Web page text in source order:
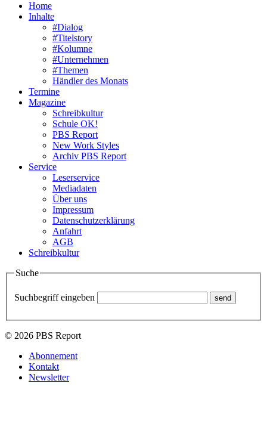
Home
Inhalte
#Dialog
#Titelstory
#Kolumne
#Unternehmen
#Themen
Händler des Monats
Termine
Magazine
Schreibkultur
Schule OK!
PBS Report
New Work Styles
Archiv PBS Report
Service
Leserservice
Mediadaten
Über uns
Impressum
Datenschutzerklärung
Anfahrt
AGB
Schreibkultur
Suche
Suchbegriff eingeben
© 2026 PBS Report
Abonnement
Kontakt
Newsletter